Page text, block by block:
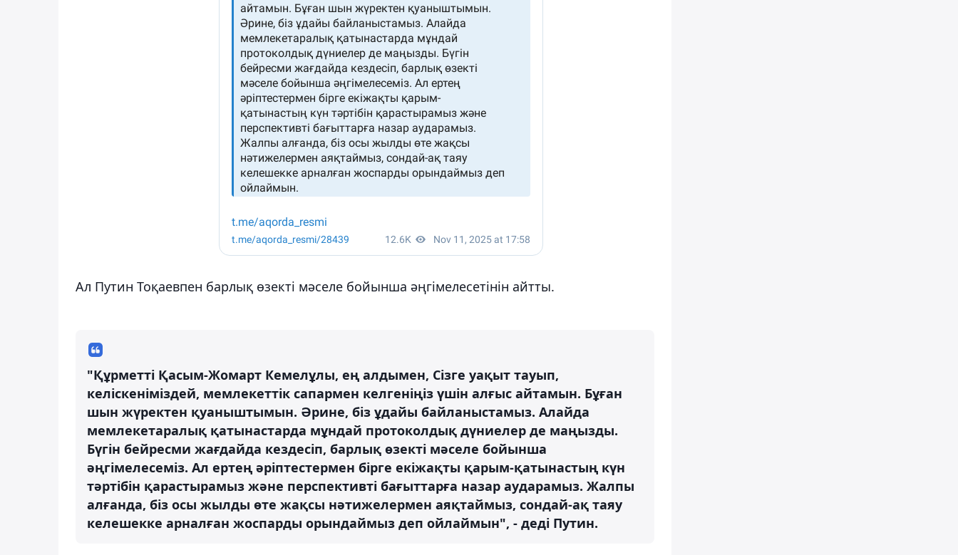
Ал Путин Тоқаевпен барлық өзекті мәселе бойынша әңгімелесетінін айтты.
"Құрметті Қасым-Жомарт Кемелұлы, ең алдымен, Сізге уақыт тауып,
келіскеніміздей, мемлекеттік сапармен келгеніңіз үшін алғыс айтамын. Бұған
шын жүректен қуаныштымын. Әрине, біз ұдайы байланыстамыз. Алайда
мемлекетаралық қатынастарда мұндай протоколдық дүниелер де маңызды.
Бүгін бейресми жағдайда кездесіп, барлық өзекті мәселе бойынша
әңгімелесеміз. Ал ертең әріптестермен бірге екіжақты қарым-қатынастың күн
тәртібін қарастырамыз және перспективті бағыттарға назар аударамыз. Жалпы
алғанда, біз осы жылды өте жақсы нәтижелермен аяқтаймыз, сондай-ақ таяу
келешекке арналған жоспарды орындаймыз деп ойлаймын", - деді Путин.